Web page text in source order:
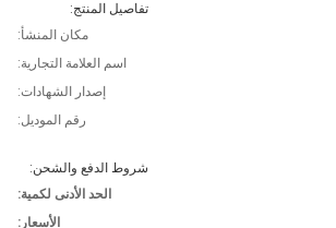
تفاصيل المنتج:
مكان المنشأ:
اسم العلامة التجارية:
إصدار الشهادات:
رقم الموديل:
شروط الدفع والشحن:
الحد الأدنى لكمية:
الأسعار: